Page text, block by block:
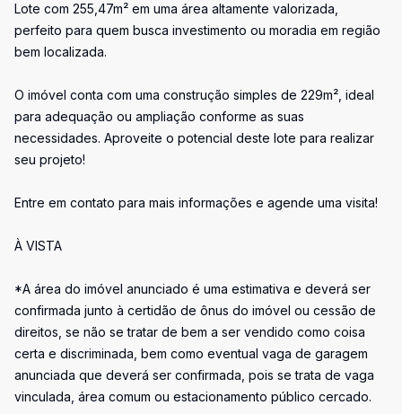
Lote com 255,47m² em uma área altamente valorizada,
perfeito para quem busca investimento ou moradia em região
bem localizada.
O imóvel conta com uma construção simples de 229m², ideal
para adequação ou ampliação conforme as suas
necessidades. Aproveite o potencial deste lote para realizar
seu projeto!
Entre em contato para mais informações e agende uma visita!
À VISTA
*A área do imóvel anunciado é uma estimativa e deverá ser
confirmada junto à certidão de ônus do imóvel ou cessão de
direitos, se não se tratar de bem a ser vendido como coisa
certa e discriminada, bem como eventual vaga de garagem
anunciada que deverá ser confirmada, pois se trata de vaga
vinculada, área comum ou estacionamento público cercado.